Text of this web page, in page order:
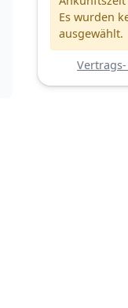
Es wurden
ausgewählt.